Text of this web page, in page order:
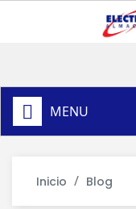
MENU
Inicio Blog